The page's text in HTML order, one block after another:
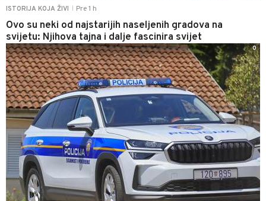
ISTORIJA KOJA ŽIVI Pre 1 h
Ovo su neki od najstarijih naseljenih gradova na
svijetu: Njihova tajna i dalje fascinira svijet
0